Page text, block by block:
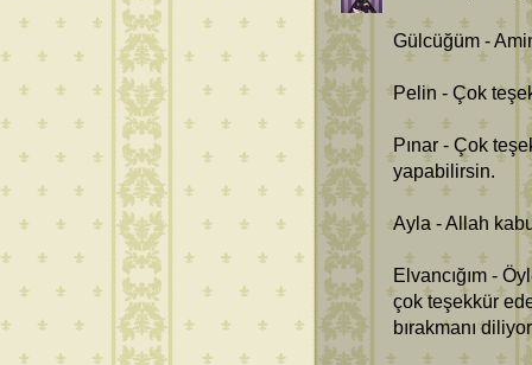
Gülcüğüm -
Pelin - Çok
Pınar - Çok
yapabilirsin.
Ayla - Allah
Elvancığım -
çok teşekkür
bırakmanı